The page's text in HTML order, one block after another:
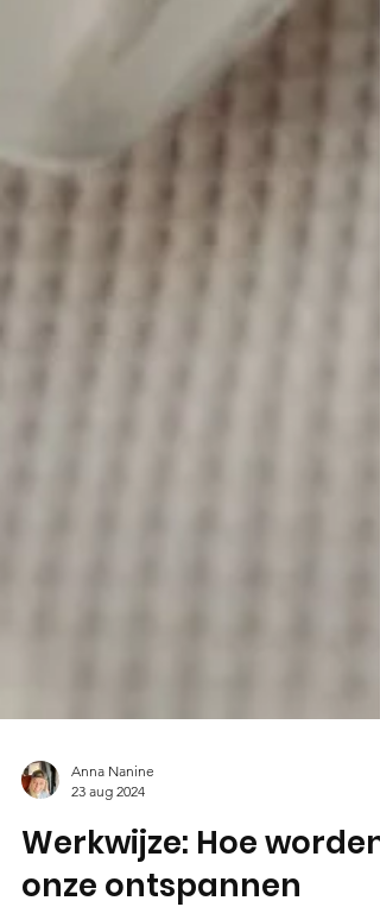
Anna Nanine
23 aug 2024